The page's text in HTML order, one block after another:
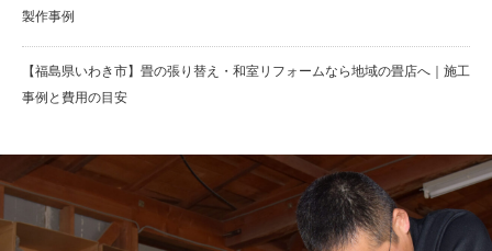
製作事例
【福島県いわき市】畳の張り替え・和室リフォームなら地域の畳店へ｜施工
事例と費用の目安